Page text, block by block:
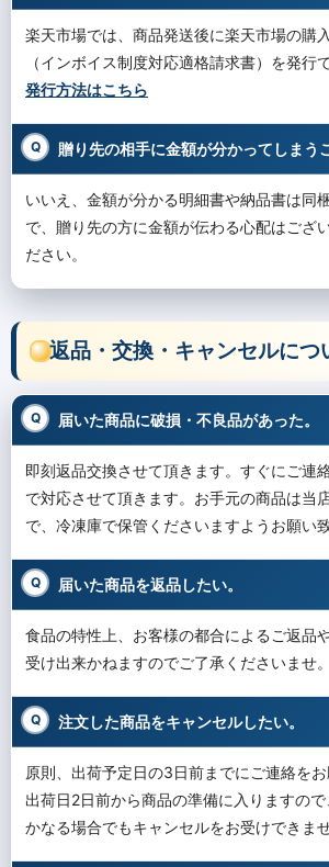
楽天市場では、商品発送後に楽天市場の購
（インボイス制度対応適格請求書）を発行
発行方法はこちら
贈り先の相手に金額が分かってしまう
いいえ、金額が分かる明細書や納品書は同
で、贈り先の方に金額が伝わる心配はござ
ださい。
返品・交換・キャンセルにつ
届いた商品に破損・不良品があった。
即刻返品交換させて頂きます。すぐにご連
で対応させて頂きます。お手元の商品は当
で、冷凍庫で保管くださいますようお願い致
届いた商品を返品したい。
食品の特性上、お客様の都合によるご返品
受け出来かねますのでご了承くださいませ。
注文した商品をキャンセルしたい。
原則、出荷予定日の3日前までにご連絡をお
出荷日2日前から商品の準備に入りますの
かなる場合でもキャンセルをお受けできませ